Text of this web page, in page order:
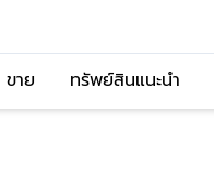
ขาย ทรัพย์สินแนะนำ